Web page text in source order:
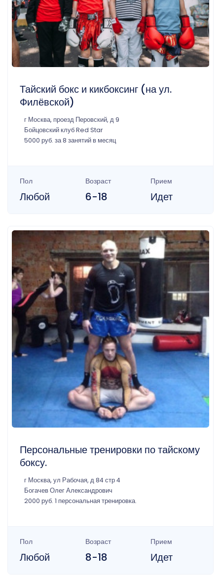
Тайский бокс и кикбоксинг (на ул.
Филёвской)
г Москва, проезд Перовский, д 9
Бойцовский клуб Red Star
5000 руб. за 8 занятий в месяц
Пол
Любой
Возраст
6-18
Прием
Идет
Персональные тренировки по тайскому
боксу.
г Москва, ул Рабочая, д 84 стр 4
Богачев Олег Александрович
2000 руб. 1 персональная тренировка.
Пол
Любой
Возраст
8-18
Прием
Идет